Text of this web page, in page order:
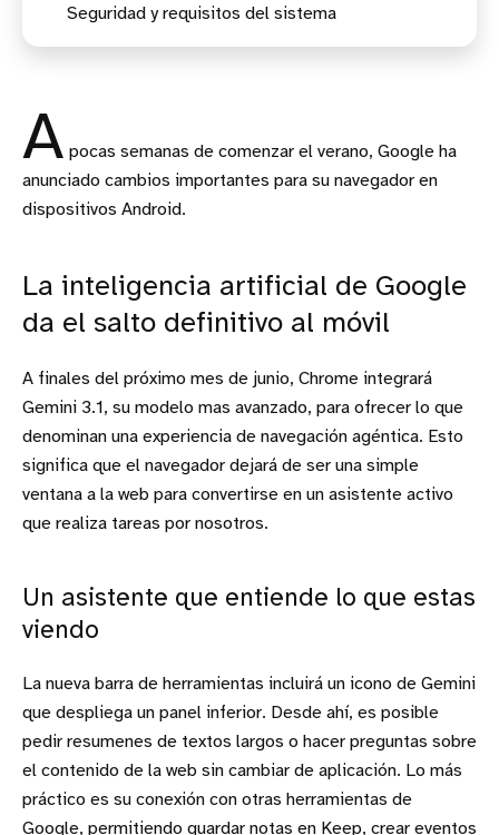
Seguridad y requisitos del sistema
A pocas semanas de comenzar el verano, Google ha
anunciado cambios importantes para su navegador en
dispositivos Android.
La inteligencia artificial de Google
da el salto definitivo al móvil
A finales del próximo mes de junio, Chrome integrará
Gemini 3.1, su modelo mas avanzado, para ofrecer lo que
denominan una experiencia de navegación agéntica. Esto
significa que el navegador dejará de ser una simple
ventana a la web para convertirse en un asistente activo
que realiza tareas por nosotros.
Un asistente que entiende lo que estas
viendo
La nueva barra de herramientas incluirá un icono de Gemini
que despliega un panel inferior. Desde ahí, es posible
pedir resumenes de textos largos o hacer preguntas sobre
el contenido de la web sin cambiar de aplicación. Lo más
práctico es su conexión con otras herramientas de
Google, permitiendo guardar notas en Keep, crear eventos